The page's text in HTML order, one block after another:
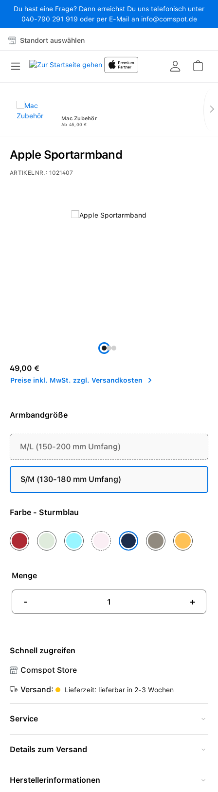
Zum Hauptinhalt springen
Du hast eine Frage? Dann erreichst Du uns telefonisch unter
040-790 291 919 oder per E-Mail an info@comspot.de
Standort auswählen
Mac Zubehör
Ab 45,00 €
Bildergalerie überspringen
Apple Sportarmband
ARTIKELNR.:1021407
Regulärer Preis:
49,00 €
Preise inkl. MwSt. zzgl. Versandkosten
Armbandgröße
M/L (150-200 mm Umfang)
S/M (130-180 mm Umfang)
Farbe - Sturmblau
(PRODUCT)RED
BlassmintHellblauHellrosaSturmblauTonbraunWarmgelb
Menge
- +
Schnell zugreifen
Comspot Store
Versand: Lieferzeit: lieferbar in 2-3 Wochen
Service
Details zum Versand
Herstellerinformationen